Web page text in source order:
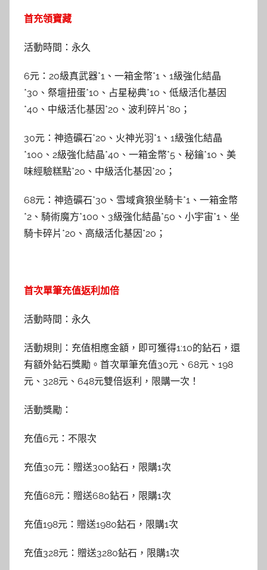
首充領寶藏
活動時間：永久
6元：20級真武器*1、一箱金幣*1、1級強化結晶
*30、祭壇扭蛋*10、占星秘典*10、低級活化基因
*40、中級活化基因*20、波利碎片*80；
30元：神造礦石*20、火神光羽*1、1級強化結晶
*100、2級強化結晶*40、一箱金幣*5、秘鑰*10、美
味經驗糕點*20、中級活化基因*20；
68元：神造礦石*30、雪域貪狼坐騎卡*1、一箱金幣
*2、騎術魔方*100、3級強化結晶*50、小宇宙*1、坐
騎卡碎片*20、高級活化基因*20；
首次單筆充值返利加倍
活動時間：永久
活動規則：充值相應金額，即可獲得1:10的鉆石，還
有額外鉆石獎勵。首次單筆充值30元、68元、198
元、328元、648元雙倍返利，限購一次！
活動獎勵：
充值6元：不限次
充值30元：贈送300鉆石，限購1次
充值68元：贈送680鉆石，限購1次
充值198元：贈送1980鉆石，限購1次
充值328元：贈送3280鉆石，限購1次